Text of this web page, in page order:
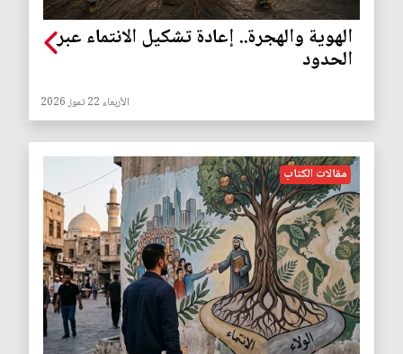
الهوية والهجرة.. إعادة تشكيل الانتماء عبر
الحدود
الأربعاء 22 تموز 2026
مقالات الكتاب